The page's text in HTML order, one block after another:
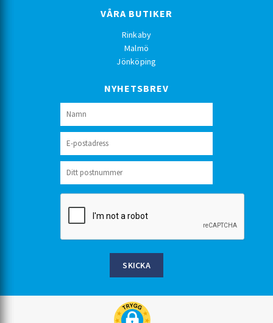
VÅRA BUTIKER
Rinkaby
Malmö
Jönköping
NYHETSBREV
SKICKA